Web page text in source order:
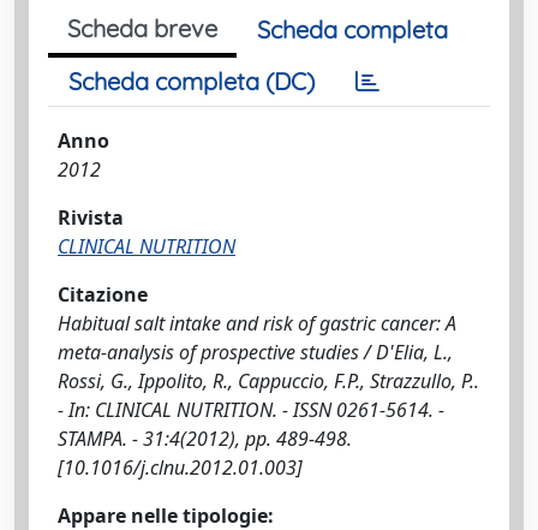
Scheda breve
Scheda completa
Scheda completa (DC)
Anno
2012
Rivista
CLINICAL NUTRITION
Citazione
Habitual salt intake and risk of gastric cancer: A
meta-analysis of prospective studies / D'Elia, L.,
Rossi, G., Ippolito, R., Cappuccio, F.P., Strazzullo, P..
- In: CLINICAL NUTRITION. - ISSN 0261-5614. -
STAMPA. - 31:4(2012), pp. 489-498.
[10.1016/j.clnu.2012.01.003]
Appare nelle tipologie: